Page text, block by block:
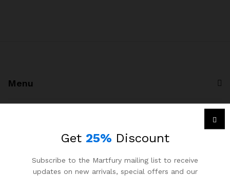
Menu
Big Data & IA
Get 25% Discount
Subscribe to the Martfury mailing list to receive
updates on new arrivals, special offers and our